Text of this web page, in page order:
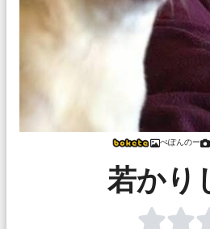
ぺぽんのー
若かり